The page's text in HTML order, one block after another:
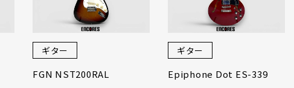
ギター
FGN NST200RAL
ギター
Epiphone Dot ES-339